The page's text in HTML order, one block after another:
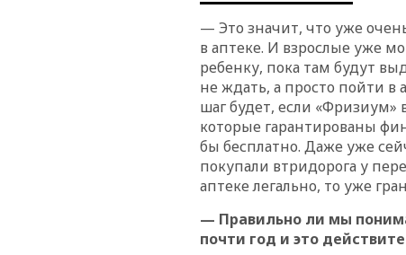
— Это значит, что уже
в аптеке. И взрослые уже
ребенку, пока там будут
не ждать, а просто пойти в
шаг будет, если «Фризиум»
которые гарантированы
бы бесплатно. Даже уже
покупали втридорога у
аптеке легально, то уже
— Правильно ли мы
почти год и это